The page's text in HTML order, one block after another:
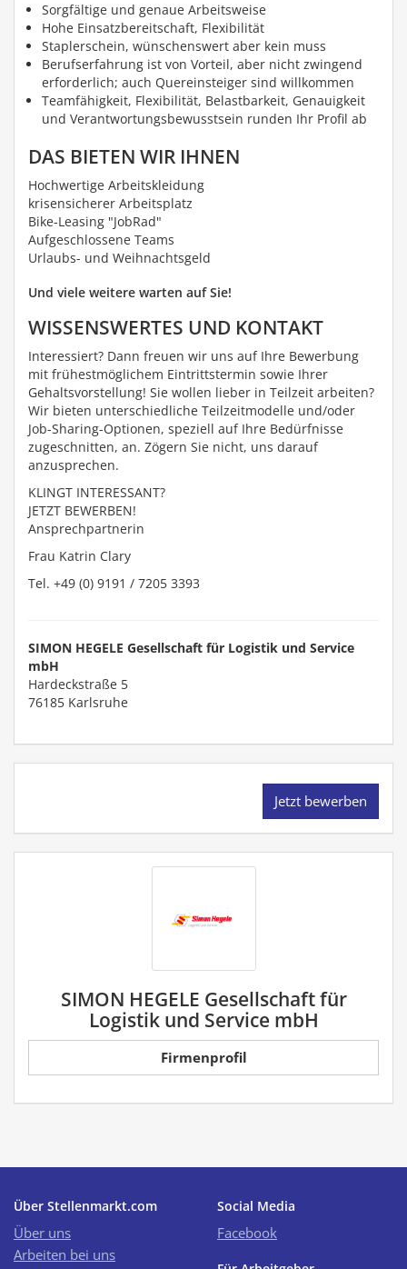
Sorgfältige und genaue Arbeitsweise
Hohe Einsatzbereitschaft, Flexibilität
Staplerschein, wünschenswert aber kein muss
Berufserfahrung ist von Vorteil, aber nicht zwingend
erforderlich; auch Quereinsteiger sind willkommen
Teamfähigkeit, Flexibilität, Belastbarkeit, Genauigkeit
und Verantwortungsbewusstsein runden Ihr Profil ab
DAS BIETEN WIR IHNEN
Hochwertige Arbeitskleidung
krisensicherer Arbeitsplatz
Bike-Leasing "JobRad"
Aufgeschlossene Teams
Urlaubs- und Weihnachtsgeld
Und viele weitere warten auf Sie!
WISSENSWERTES UND KONTAKT
Interessiert? Dann freuen wir uns auf Ihre Bewerbung
mit frühestmöglichem Eintrittstermin sowie Ihrer
Gehaltsvorstellung! Sie wollen lieber in Teilzeit arbeiten?
Wir bieten unterschiedliche Teilzeitmodelle und/oder
Job-Sharing-Optionen, speziell auf Ihre Bedürfnisse
zugeschnitten, an. Zögern Sie nicht, uns darauf
anzusprechen.
KLINGT INTERESSANT?
JETZT BEWERBEN!
Ansprechpartnerin
Frau Katrin Clary
Tel. +49 (0) 9191 / 7205 3393
SIMON HEGELE Gesellschaft für Logistik und Service
mbH
Hardeckstraße 5
76185 Karlsruhe
Jetzt bewerben
SIMON HEGELE Gesellschaft für
Logistik und Service mbH
Firmenprofil
Über Stellenmarkt.com
Über uns
Arbeiten bei uns
Social Media
Facebook